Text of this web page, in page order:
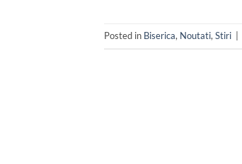
Posted in Biserica, Noutati,Stiri